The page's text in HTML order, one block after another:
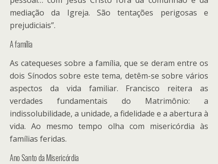
mediação da Igreja. São tentações perigosas e
prejudiciais”.
A família
As catequeses sobre a família, que se deram entre os
dois Sínodos sobre este tema, detêm-se sobre vários
aspectos da vida familiar. Francisco reitera as
verdades fundamentais do Matrimônio: a
indissolubilidade, a unidade, a fidelidade e a abertura à
vida. Ao mesmo tempo olha com misericórdia às
famílias feridas.
Ano Santo da Misericórdia